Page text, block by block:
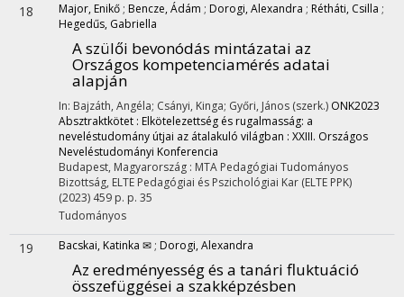
18 Major, Enikő ; Bencze, Ádám ; Dorogi, Alexandra ; Rétháti, Csilla ;
Hegedűs, Gabriella
A szülői bevonódás mintázatai az
Országos kompetenciamérés adatai
alapján
In: Bajzáth, Angéla; Csányi, Kinga; Győri, János (szerk.) ONK2023
Absztraktkötet : Elkötelezettség és rugalmasság: a
neveléstudomány útjai az átalakuló világban : XXIII. Országos
Neveléstudományi Konferencia
Budapest, Magyarország : MTA Pedagógiai Tudományos
Bizottság, ELTE Pedagógiai és Pszichológiai Kar (ELTE PPK)
(2023) 459 p. p. 35
Tudományos
19 Bacskai, Katinka ✉ ; Dorogi, Alexandra
Az eredményesség és a tanári fluktuáció
összefüggései a szakképzésben